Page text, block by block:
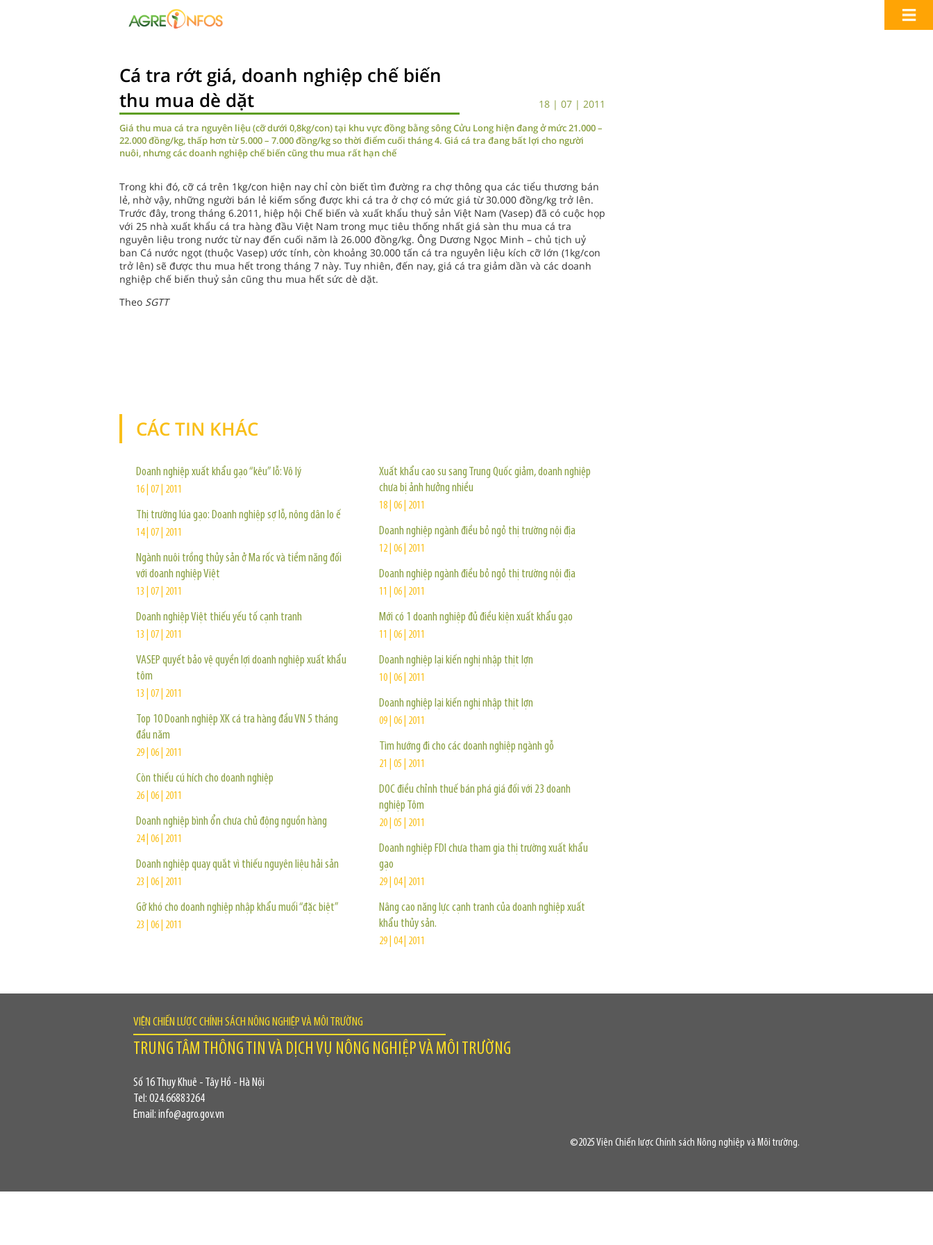
Cá tra rớt giá, doanh nghiệp chế biến
thu mua dè dặt
18 | 07 | 2011
Giá thu mua cá tra nguyên liệu (cỡ dưới 0,8kg/con) tại khu vực đồng bằng sông Cửu Long hiện đang ở mức 21.000 –
22.000 đồng/kg, thấp hơn từ 5.000 – 7.000 đồng/kg so thời điểm cuối tháng 4. Giá cá tra đang bất lợi cho người
nuôi, nhưng các doanh nghiệp chế biến cũng thu mua rất hạn chế
Trong khi đó, cỡ cá trên 1kg/con hiện nay chỉ còn biết tìm đường ra chợ thông qua các tiểu thương bán
lẻ, nhờ vậy, những người bán lẻ kiếm sống được khi cá tra ở chợ có mức giá từ 30.000 đồng/kg trở lên.
Trước đây, trong tháng 6.2011, hiệp hội Chế biến và xuất khẩu thuỷ sản Việt Nam (Vasep) đã có cuộc họp
với 25 nhà xuất khẩu cá tra hàng đầu Việt Nam trong mục tiêu thống nhất giá sàn thu mua cá tra
nguyên liệu trong nước từ nay đến cuối năm là 26.000 đồng/kg. Ông Dương Ngọc Minh – chủ tịch uỷ
ban Cá nước ngọt (thuộc Vasep) ước tính, còn khoảng 30.000 tấn cá tra nguyên liệu kích cỡ lớn (1kg/con
trở lên) sẽ được thu mua hết trong tháng 7 này. Tuy nhiên, đến nay, giá cá tra giảm dần và các doanh
nghiệp chế biến thuỷ sản cũng thu mua hết sức dè dặt.
Theo SGTT
CÁC TIN KHÁC
Doanh nghiệp xuất khẩu gạo “kêu” lỗ: Vô lý
16 | 07 | 2011
Thị trường lúa gạo: Doanh nghiệp sợ lỗ, nông dân lo ế
14 | 07 | 2011
Ngành nuôi trồng thủy sản ở Ma rốc và tiềm năng đối
với doanh nghiệp Việt
13 | 07 | 2011
Doanh nghiệp Việt thiếu yếu tố cạnh tranh
13 | 07 | 2011
VASEP quyết bảo vệ quyền lợi doanh nghiệp xuất khẩu
tôm
13 | 07 | 2011
Top 10 Doanh nghiệp XK cá tra hàng đầu VN 5 tháng
đầu năm
29 | 06 | 2011
Còn thiếu cú hích cho doanh nghiệp
26 | 06 | 2011
Doanh nghiệp bình ổn chưa chủ động nguồn hàng
24 | 06 | 2011
Doanh nghiệp quay quắt vì thiếu nguyên liệu hải sản
23 | 06 | 2011
Gỡ khó cho doanh nghiệp nhập khẩu muối “đặc biệt”
23 | 06 | 2011
Xuất khẩu cao su sang Trung Quốc giảm, doanh nghiệp
chưa bị ảnh hưởng nhiều
18 | 06 | 2011
Doanh nghiệp ngành điều bỏ ngỏ thị trường nội địa
12 | 06 | 2011
Doanh nghiệp ngành điều bỏ ngỏ thị trường nội địa
11 | 06 | 2011
Mới có 1 doanh nghiệp đủ điều kiện xuất khẩu gạo
11 | 06 | 2011
Doanh nghiệp lại kiến nghị nhập thịt lợn
10 | 06 | 2011
Doanh nghiệp lại kiến nghị nhập thịt lợn
09 | 06 | 2011
Tìm hướng đi cho các doanh nghiệp ngành gỗ
21 | 05 | 2011
DOC điều chỉnh thuế bán phá giá đối với 23 doanh
nghiệp Tôm
20 | 05 | 2011
Doanh nghiệp FDI chưa tham gia thị trường xuất khẩu
gạo
29 | 04 | 2011
Nâng cao năng lực cạnh tranh của doanh nghiệp xuất
khẩu thủy sản.
29 | 04 | 2011
VIỆN CHIẾN LƯỢC CHÍNH SÁCH NÔNG NGHIỆP VÀ MÔI TRƯỜNG
TRUNG TÂM THÔNG TIN VÀ DỊCH VỤ NÔNG NGHIỆP VÀ MÔI TRƯỜNG
Số 16 Thụy Khuê - Tây Hồ - Hà Nội
Tel: 024.66883264
Email: info@agro.gov.vn
©2025 Viện Chiến lược Chính sách Nông nghiệp và Môi trường.